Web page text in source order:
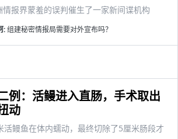
情报界蒙羞的误判催生了一家新间谍机构
:组建秘密情报局需要对外宣布吗？
例：活鳗进入直肠，手术取出
动
活鳗鱼在体内蠕动，最终切除了5厘米肠段才